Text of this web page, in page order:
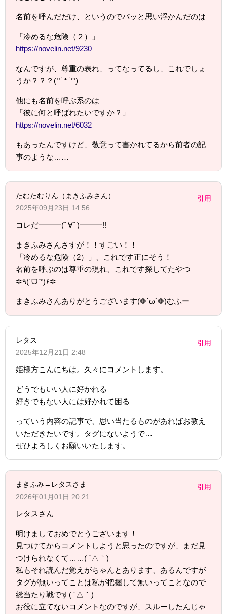
名前を呼んだだけ、というのでパッと思い浮かんだのは
「冷めるな危険（２）」
https://novelin.net/9230
なんですが、尊重の表れ、ってなってるし、これでしょ
うか？？？(꒪˙꒳˙꒪)
他にも名前を呼ぶ系のは
「彼に何と呼ばれたいですか？」
https://novelin.net/6032
もあったんですけど、敬意って書かれてるから前者の記
事のような……
たむたむりん（まきふみさん）
2025年09月23日 14:56
引用
コレだ━━━(ﾟ∀ﾟ)━━━!!
まきふみさんさすが！！すごい！！
「冷めるな危険（2）」、これです正にそう！
名前を呼ぶのは尊重の現れ、これです探してたやつ
✲٩(ˊᗜˋ*)۶✲
まきふみさんありがとうございます(❁´ω`❁)むふー
レタス
2025年12月21日 2:48
引用
姫様方こんにちは。久々にコメントします。
どうでもいい人に好かれる
好きでもない人には好かれて困る
っていう内容の記事で、思い当たるものがあればお教え
いただきたいです。タグにないようで…
ぜひよろしくお願いいたします。
まきふみ→レタスさま
2026年01月01日 20:21
引用
レタスさん
明けましておめでとうございます！
見つけてからコメントしようと思ったのですが、まだ見
つけられなくて……( ´△｀)
私もそれ読んだ覚えがちゃんとあります、あるんですが
タグが無いってことは私が把握して無いってことなので
総当たり戦です( ´△｀)
お役に立てないコメントなのですが、スルーしたんじゃ